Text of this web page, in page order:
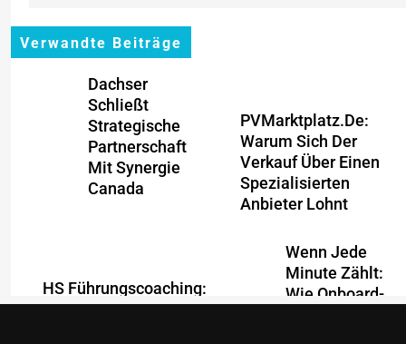
Verwandte Beiträge
Dachser
Schließt
Strategische
Partnerschaft
Mit Synergie
Canada
PVMarktplatz.de:
Warum Sich Der
Verkauf Über Einen
Spezialisierten
Anbieter Lohnt
HS Führungscoaching:
Warum Ein
Wenn Jede
Minute Zählt:
Wie Onboard-